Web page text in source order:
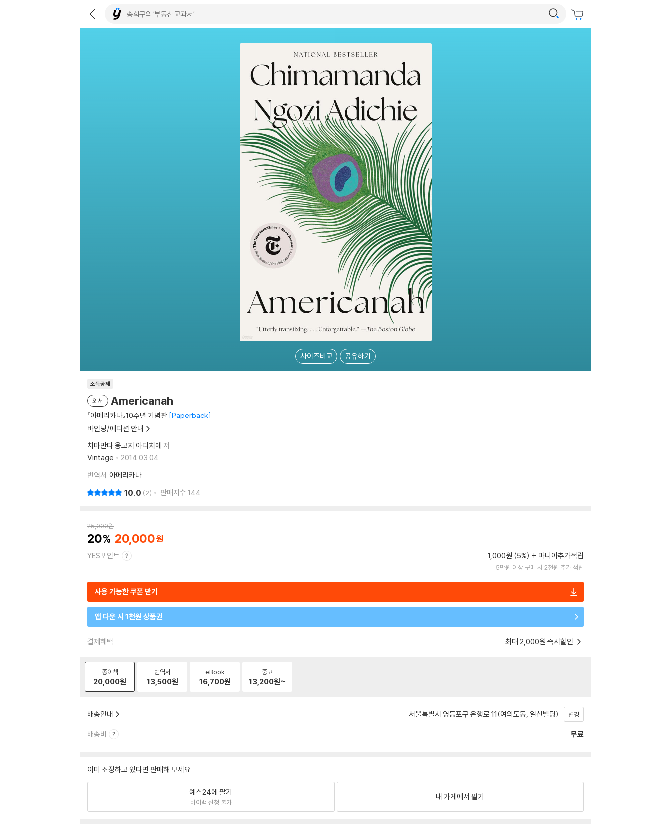
사이즈비교 공유하기
소득공제
외서 Americanah
『아메리카나』10주년 기념판 Paperback
바인딩/에디션 안내
치마만다 응고지 아디치에 저
Vintage
2014.03.04.
번역서 아메리카나
10.0 2 판매지수 144
25,000원
20 20,000
YES포인트 1,000원 (5%) 마니아추가적립
5만원 이상 구매 시 2천원 추가 적립
사용 가능한 쿠폰 받기
앱 다운 시 1천원 상품권
결제혜택 최대 2,000원 즉시할인
종이책
20,000원
번역서
13,500원
eBook
16,700원
중고
13,200원~
배송안내 서울특별시 영등포구 은행로 11(여의도동, 일신빌딩) 변경
배송비 무료
이미 소장하고 있다면 판매해 보세요.
예스24에 팔기
바이백 신청 불가
내 가게에서 팔기